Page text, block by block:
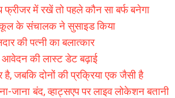
फ्रीजर में रखें तो पहले कौन सा बर्फ बनेगा
के संचालक ने सुसाइड किया
की पत्नी का बलात्कार
आवेदन की लास्ट डेट बढ़ाई
जबकि दोनों की प्रक्रिया एक जैसी है
जाना बंद, व्हाट्सएप पर लाइव लोकेशन बतानी